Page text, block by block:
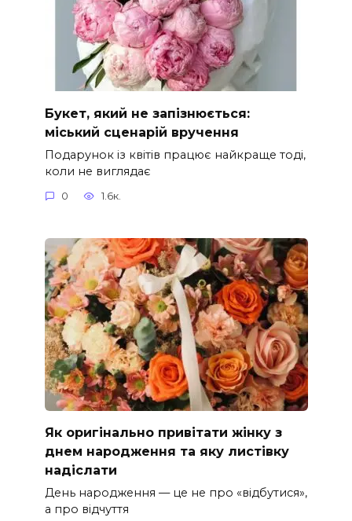
Букет, який не запізнюється:
міський сценарій вручення
Подарунок із квітів працює найкраще тоді,
коли не виглядає
0 1.6к.
Як оригінально привітати жінку з
днем народження та яку листівку
надіслати
День народження — це не про «відбутися»,
а про відчуття